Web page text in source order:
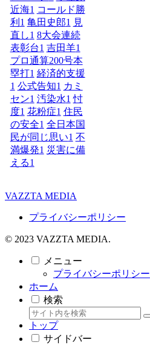
近海1 コールド勝
利 1 亀田史郎1 見
直し1 8大会連続
表彰台1 吉田羊1
プロ通算200号本
塁打1 経済的支援
1 公式告知1 カミ
セン1 汚染水1 忖
度1 花粉症1 住民
の安全1 全日本国
民が同じ思い1 不
満爆発1 災害に備
える1
VAZZTA MEDIA
プライバシーポリシー
© 2023 VAZZTA MEDIA.
メニュー
プライバシーポリシー
ホーム
検索
トップ
サイドバー